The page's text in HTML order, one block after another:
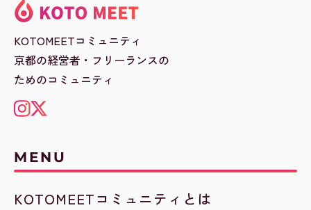
KOTOMEETコミュニティ
京都の経営者・フリーランスの
ためのコミュニティ
MENU
KOTOMEETコミュニティとは